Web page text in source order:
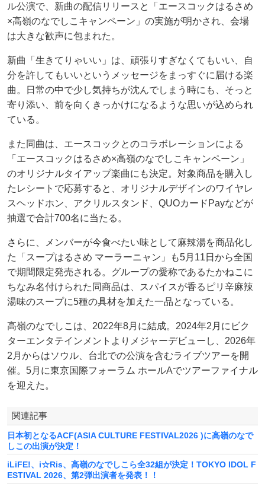
ル公演で、新曲の配信リリースと「エースコックはるさめ
×高嶺のなでしこキャンペーン」の実施が明かされ、会場
は大きな歓声に包まれた。
新曲「生きてりゃいい」は、頑張りすぎなくてもいい、自
分を許してもいいというメッセージをまっすぐに届ける楽
曲。日常の中で少し気持ちが沈んでしまう時にも、そっと
寄り添い、前を向くきっかけになるような思いが込められ
ている。
また同曲は、エースコックとのコラボレーションによる
「エースコックはるさめ×高嶺のなでしこキャンペーン」
のオリジナルタイアップ楽曲にも決定。対象商品を購入し
たレシートで応募すると、オリジナルデザインのワイヤレ
スヘッドホン、アクリルスタンド、QUOカードPayなどが
抽選で合計700名に当たる。
さらに、メンバーが今食べたい味として麻辣湯を商品化し
た「スープはるさめ マーラーニャン」も5月11日から全国
で期間限定発売される。グループの愛称であるたかねこに
ちなみ名付けられた同商品は、スパイスが香るピリ辛麻辣
湯味のスープに5種の具材を加えた一品となっている。
高嶺のなでしこは、2022年8月に結成。2024年2月にビク
ターエンタテインメントよりメジャーデビューし、2026年
2月からはソウル、台北での公演を含むライブツアーを開
催。5月に東京国際フォーラム ホールAでツアーファイナル
を迎えた。
関連記事
日本初となるACF(ASIA CULTURE FESTIVAL2026 )に高嶺のなで
しこの出演が決定！
iLiFE!、i☆Ris、高嶺のなでしこら全32組が決定！TOKYO IDOL F
ESTIVAL 2026、第2弾出演者を発表！！